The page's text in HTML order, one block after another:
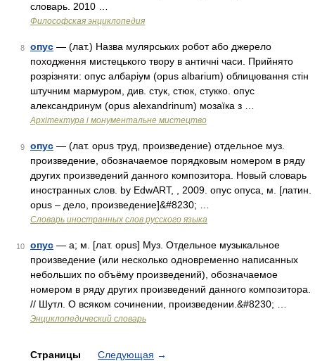
словарь. 2010 …
Философская энциклопедия
8 опус — (лат.) Назва мулярських робот або джерело
походження мистецького твору в античні часи. Прийнято
розрізняти: опус албаріум (opus albarium) облицювання стін
штучним мармуром, див. стук, стюк, стукко. опус
александринум (opus alexandrinum) мозаїка з …
Архітектура і монументальне мистецтво
9 опус — (лат. opus труд, произведение) отдельное муз.
произведение, обозначаемое порядковым номером в ряду
других произведений данного композитора. Новый словарь
иностранных слов. by EdwART, , 2009. опус опуса, м. [латин.
opus – дело, произведение]&#8230; …
Словарь иностранных слов русского языка
10 опус — а; м. [лат. opus] Муз. Отдельное музыкальное
произведение (или несколько одновременно написанных
небольших по объёму произведений), обозначаемое
номером в ряду других произведений данного композитора.
// Шутл. О всяком сочинении, произведении.&#8230; …
Энциклопедический словарь
Страницы Следующая →